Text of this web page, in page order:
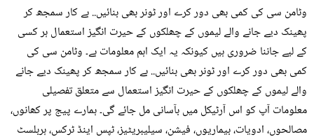
وٹامن سی کی کمی بھی دور کرے اور ٹونر بھی بنائیں.. بے کار سمجھ کر
پھینک دیے جانے والے لیموں کے چھلکوں کے حیرت انگیز استعمال ہر کسی
کے لیے جاننا ضروری ہیں کیونکہ یہ ایک اہم معلومات ہے۔ وٹامن سی کی
کمی بھی دور کرے اور ٹونر بھی بنائیں.. بے کار سمجھ کر پھینک دیے جانے
والے لیموں کے چھلکوں کے حیرت انگیز استعمال سے متعلق تفصیلی
معلومات آپ کو اس آرٹیکل میں بآسانی مل جائے گی۔ ہمارے پیج پر کھانوں،
مصالحوں، ادویات، بیماریوں، فیشن، سیلیبریٹیز، ٹپس اینڈ ٹرکس، ہربلسٹ